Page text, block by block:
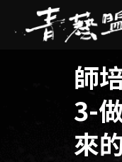
師
3-
來